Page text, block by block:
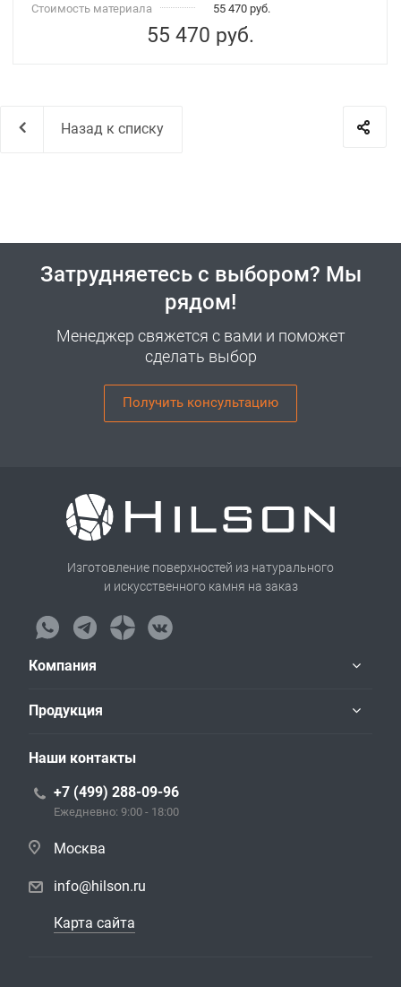
Стоимость материала 55 470 руб.
55 470 руб.
Назад к списку
Затрудняетесь с выбором? Мы
рядом!
Менеджер свяжется с вами и поможет
сделать выбор
Получить консультацию
Изготовление поверхностей из натурального
и искусственного камня на заказ
Компания
Продукция
Наши контакты
+7 (499) 288-09-96
Ежедневно: 9:00 - 18:00
Москва
info@hilson.ru
Карта сайта